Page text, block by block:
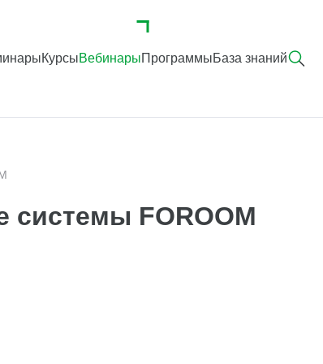
КурсыВебинарыПрограммыБаза знаний
FOROOM